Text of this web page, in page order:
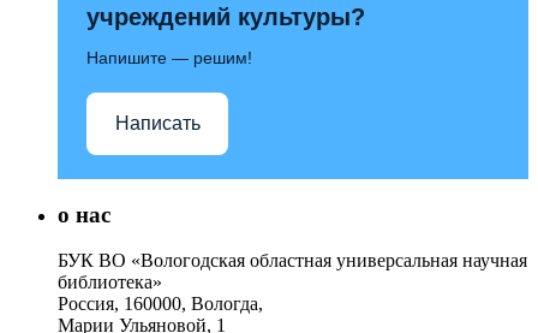
учреждений культуры?
Напишите — решим!
Написать
о нас
БУК ВО «Вологодская областная универсальная научная
библиотека»
Россия, 160000, Вологда,
Марии Ульяновой, 1